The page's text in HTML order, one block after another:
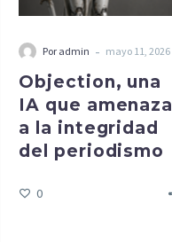
Por admin - mayo 11, 2026
Objection, una
IA que amenaza
a la integridad
del periodismo
0